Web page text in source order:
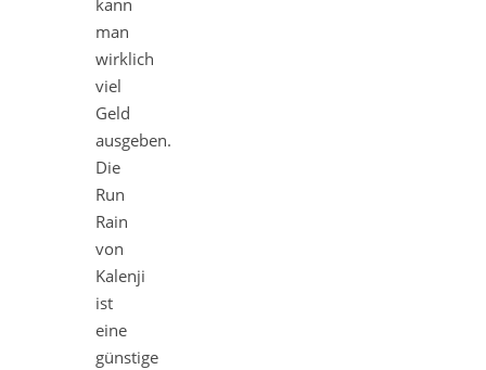
kann
man
wirklich
viel
Geld
ausgeben.
Die
Run
Rain
von
Kalenji
ist
eine
günstige